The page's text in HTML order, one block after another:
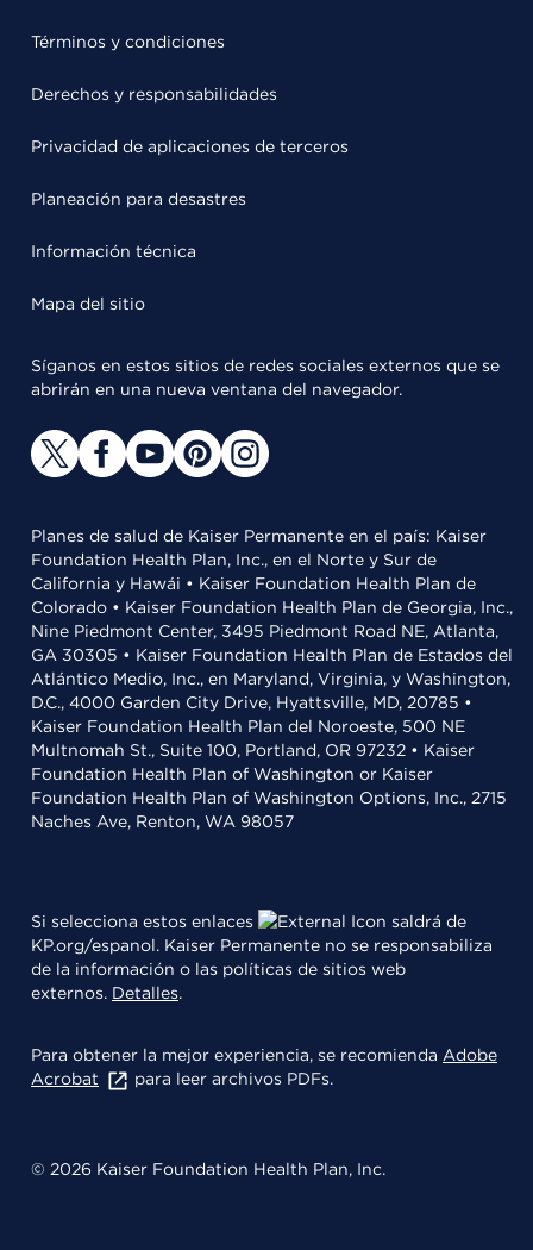
Términos y condiciones
Derechos y responsabilidades
Privacidad de aplicaciones de terceros
Planeación para desastres
Información técnica
Mapa del sitio
Síganos en estos sitios de redes sociales externos que se
abrirán en una nueva ventana del navegador.
Planes de salud de Kaiser Permanente en el país: Kaiser
Foundation Health Plan, Inc., en el Norte y Sur de
California y Hawái • Kaiser Foundation Health Plan de
Colorado • Kaiser Foundation Health Plan de Georgia, Inc.,
Nine Piedmont Center, 3495 Piedmont Road NE, Atlanta,
GA 30305 • Kaiser Foundation Health Plan de Estados del
Atlántico Medio, Inc., en Maryland, Virginia, y Washington,
D.C., 4000 Garden City Drive, Hyattsville, MD, 20785 •
Kaiser Foundation Health Plan del Noroeste, 500 NE
Multnomah St., Suite 100, Portland, OR 97232 • Kaiser
Foundation Health Plan of Washington or Kaiser
Foundation Health Plan of Washington Options, Inc., 2715
Naches Ave, Renton, WA 98057
Si selecciona estos enlaces
saldrá de
KP.org/espanol. Kaiser Permanente no se responsabiliza
de la información o las políticas de sitios web
externos. Detalles.
Para obtener la mejor experiencia, se recomienda Adobe
Acrobat
para leer archivos PDFs.
© 2026 Kaiser Foundation Health Plan, Inc.